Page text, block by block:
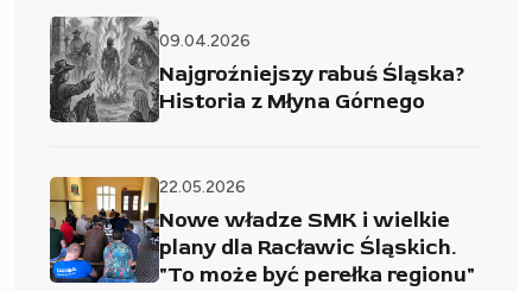
09.04.2026
Najgroźniejszy rabuś Śląska?
Historia z Młyna Górnego
22.05.2026
Nowe władze SMK i wielkie
plany dla Racławic Śląskich.
"To może być perełka regionu"